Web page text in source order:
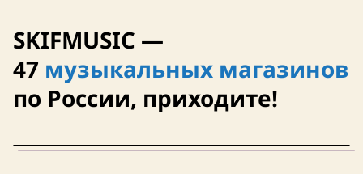
SKIFMUSIC —
47 музыкальных магазинов
по России, приходите!